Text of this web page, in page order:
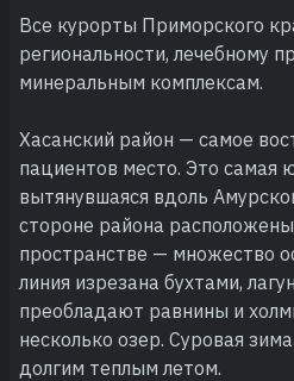
Все курорты Приморского
региональности, лечебному
минеральным комплексам.
Хасанский район — самое
пациентов место. Это самая
вытянувшаяся вдоль
стороне района
пространстве — множество
линия изрезана бухтами,
преобладают равнины и
несколько озер. Суровая
долгим теплым летом.